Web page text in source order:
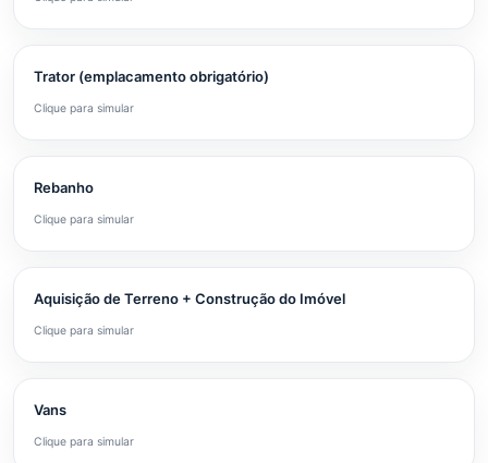
Trator (emplacamento obrigatório)
Clique para simular
Rebanho
Clique para simular
Aquisição de Terreno + Construção do Imóvel
Clique para simular
Vans
Clique para simular